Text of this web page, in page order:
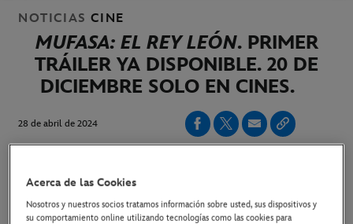
NOTICIAS CINE
MUFASA: EL REY LEÓN. PRIMER
TRÁILER YA DISPONIBLE. 20 DE
DICIEMBRE SOLO EN CINES.
28 de abril de 2024
Barry Jenkins, ganador de un Oscar®, dirige la película y
Acerca de las Cookies
Nosotros y nuestros socios tratamos información sobre usted, sus dispositivos y
su comportamiento online utilizando tecnologías como las cookies para